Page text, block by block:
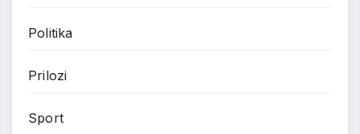
Politika
Prilozi
Sport